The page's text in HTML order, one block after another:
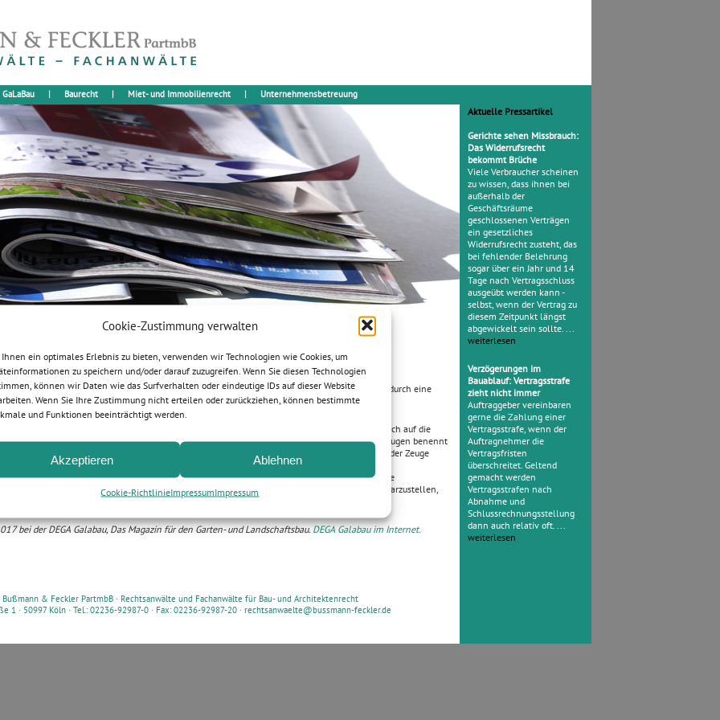
Cookie-Zustimmung verwalten
Ihnen ein optimales Erlebnis zu bieten, verwenden wir Technologien wie Cookies, um
zu speichern und/oder darauf zuzugreifen. Wenn Sie diesen Technologien
können wir Daten wie das Surfverhalten oder eindeutige IDs auf dieser Website
Wenn Sie Ihre Zustimmung nicht erteilen oder zurückziehen, können bestimmte
und Funktionen beeinträchtigt werden.
Akzeptieren Ablehnen
Cookie-RichtlinieImpressumImpressum
GaLaBau | Baurecht | Miet- und Immobilienrecht | Unternehmensbetreuung
– Ausforschung
anwaltlichen Schriftsätzen lesen, die Gegenseite wolle eine unzulässige „Ausforschung“, z.B. durch eine
die Einholung eines Sachverständigengutachtens, durchführen.
Expeditionen zur Erkundung fremder Länder geht, ist die Stoßrichtung dieselbe. Man begibt sich auf die
ohne zu wissen, was einen dort erwartet. Dies ist dann der Fall, wenn man bei Gericht Zeugen benennt
Untersuchung fordert, ohne auch nur ansatzweise konkrete Angaben dazu zu machen, was der Zeuge
finden oder feststellen soll. Vielmehr hofft man, auf diesem Weg erst irgendetwas
vielleicht hilfreich sein könnte. Dies ist in einem Zivilprozess, in welchem der so genannte
gilt, nachdem es allein Sache der Parteien ist, die wesentlichen Tatsachen vorzutragen und darzustellen,
leider nichts mit der Expedition.
bei der DEGA Galabau, Das Magazin für den Garten- und Landschaftsbau.DEGA Galabau im Internet.
Bußmann & Feckler PartmbB · Rechtsanwälte und Fachanwälte für Bau- und Architektenrecht
1 · 50997 Köln · Tel.: 02236-92987-0 · Fax: 02236-92987-20 · rechtsanwaelte@bussmann-feckler.de
Aktuelle Pressartikel
Gerichte sehen Missbrauch:
Das Widerrufsrecht
bekommt Brüche
Viele Verbraucher scheinen
zu wissen, dass ihnen bei
außerhalb der
Geschäftsräume
geschlossenen Verträgen
ein gesetzliches
Widerrufsrecht zusteht, das
bei fehlender Belehrung
sogar über ein Jahr und 14
Tage nach Vertragsschluss
ausgeübt werden kann -
selbst, wenn der Vertrag zu
diesem Zeitpunkt längst
abgewickelt sein sollte. ...
weiterlesen
Verzögerungen im
Bauablauf: Vertragsstrafe
zieht nicht immer
Auftraggeber vereinbaren
gerne die Zahlung einer
Vertragsstrafe, wenn der
Auftragnehmer die
Vertragsfristen
überschreitet. Geltend
gemacht werden
Vertragsstrafen nach
Abnahme und
Schlussrechnungsstellung
dann auch relativ oft. ...
weiterlesen